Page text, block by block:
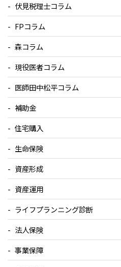
伏見税理士コラム
FPコラム
森コラム
現役医者コラム
医師田中松平コラム
補助金
住宅購入
生命保険
資産形成
資産運用
ライフプランニング診断
法人保険
事業保障